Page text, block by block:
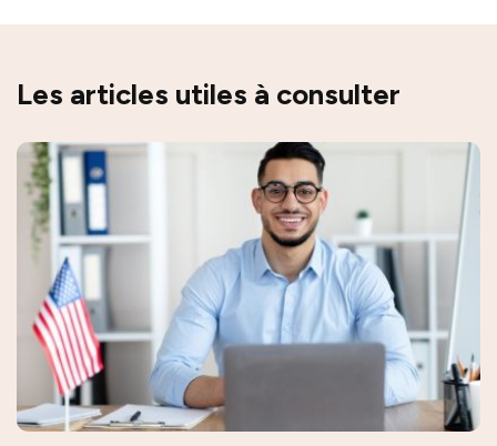
Les articles utiles à consulter